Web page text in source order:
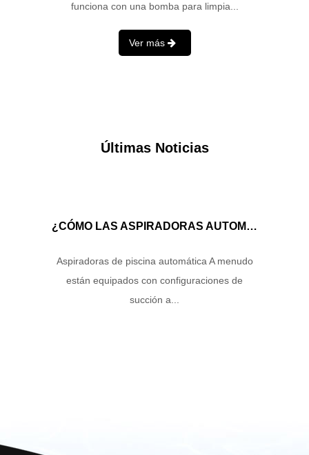
funciona con una bomba para limpia...
Ver más
Últimas Noticias
¿CÓMO LAS ASPIRADORAS AUTOMÁTICAS DE LA PISCINA MANEJAN EL FLUJO DE AGUA Y LA ENERGÍA DE SUCCIÓN PARA GARANTIZAR UN RENDIMIENTO DE LIMPIEZA ÓPTIMO?
Aspiradoras de piscina automática A menudo
están equipados con configuraciones de
succión a...